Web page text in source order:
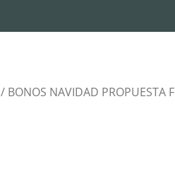
/ BONOS NAVIDAD PROPUESTA